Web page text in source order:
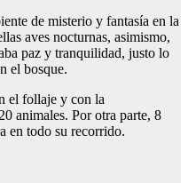
de misterio y fantasía en la
aves nocturnas, asimismo,
paz y tranquilidad, justo lo
el bosque.
el follaje y con la
animales. Por otra parte, 8
en todo su recorrido.